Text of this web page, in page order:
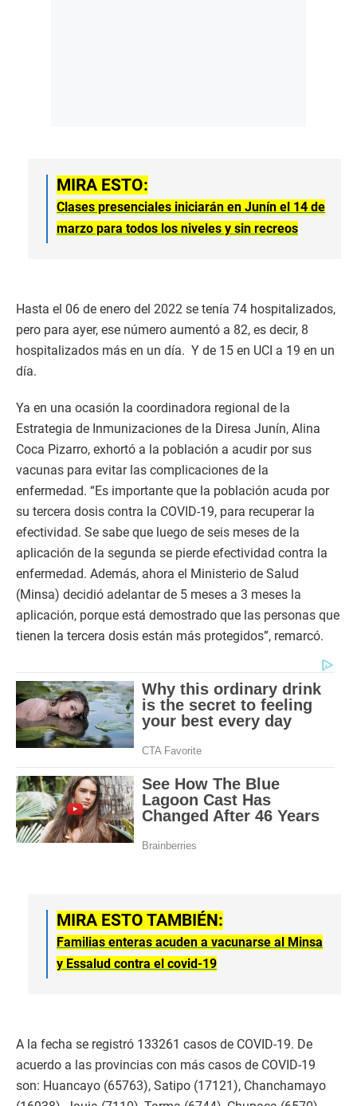
MIRA ESTO:
Clases presenciales iniciarán en Junín el 14 de
marzo para todos los niveles y sin recreos
Hasta el 06 de enero del 2022 se tenía 74 hospitalizados,
pero para ayer, ese número aumentó a 82, es decir, 8
hospitalizados más en un día. Y de 15 en UCI a 19 en un
día.
Ya en una ocasión la coordinadora regional de la
Estrategia de Inmunizaciones de la Diresa Junín, Alina
Coca Pizarro, exhortó a la población a acudir por sus
vacunas para evitar las complicaciones de la
enfermedad. “Es importante que la población acuda por
su tercera dosis contra la COVID-19, para recuperar la
efectividad. Se sabe que luego de seis meses de la
aplicación de la segunda se pierde efectividad contra la
enfermedad. Además, ahora el Ministerio de Salud
(Minsa) decidió adelantar de 5 meses a 3 meses la
aplicación, porque está demostrado que las personas que
tienen la tercera dosis están más protegidos”, remarcó.
MIRA ESTO TAMBIÉN:
Familias enteras acuden a vacunarse al Minsa
y Essalud contra el covid-19
A la fecha se registró 133261 casos de COVID-19. De
acuerdo a las provincias con más casos de COVID-19
son: Huancayo (65763), Satipo (17121), Chanchamayo